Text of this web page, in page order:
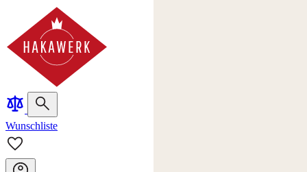
Wunschliste